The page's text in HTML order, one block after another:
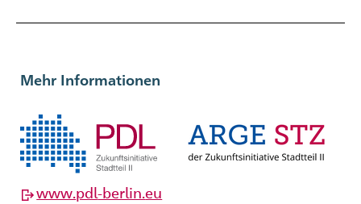
Mehr Informationen
www.pdl-berlin.eu